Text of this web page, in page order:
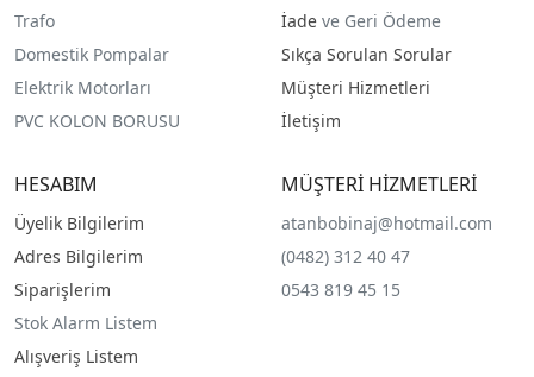
Trafo
Domestik Pompalar
Elektrik Motorları
PVC KOLON BORUSU
İade ve Geri Ödeme
Sıkça Sorulan Sorular
Müşteri Hizmetleri
İletişim
HESABIM
Üyelik Bilgilerim
Adres Bilgilerim
Siparişlerim
Stok Alarm Listem
Alışveriş Listem
MÜŞTERİ HİZMETLERİ
atanbobinaj@hotmail.com
(0482) 312 40 47
0543 819 45 15